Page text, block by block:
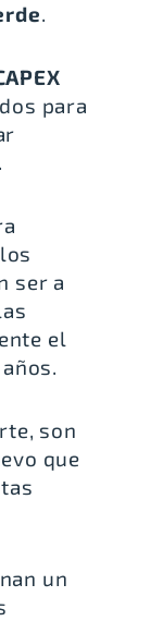
.
para
ser a
el
son
que
un